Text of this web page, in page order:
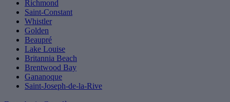
Richmond
Saint-Constant
Whistler
Golden
Beaupré
Lake Louise
Britannia Beach
Brentwood Bay
Gananoque
Saint-Joseph-de-la-Rive